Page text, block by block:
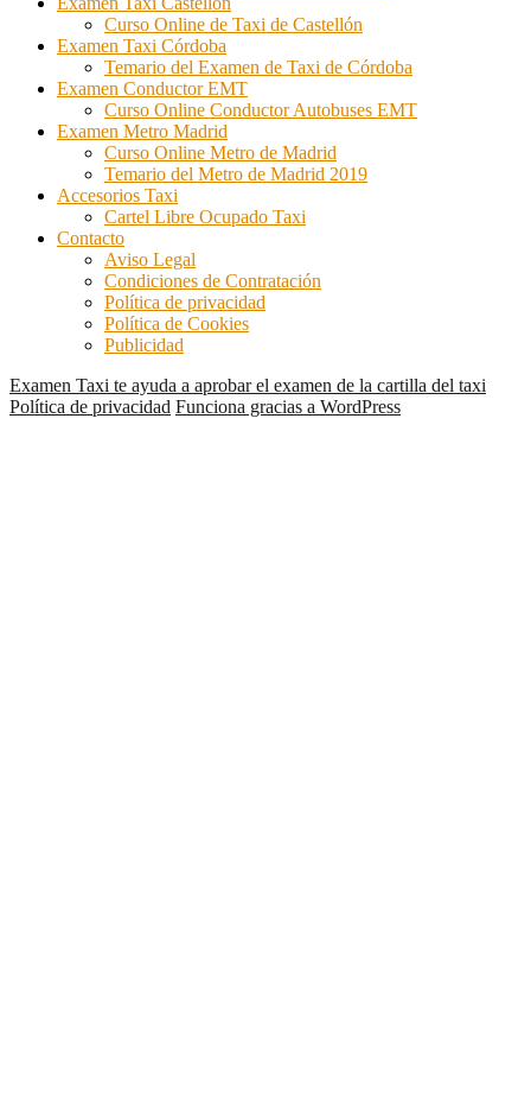
Curso Online de Taxi de Castellón
Examen Taxi Córdoba
Temario del Examen de Taxi de Córdoba
Examen Conductor EMT
Curso Online Conductor Autobuses EMT
Examen Metro Madrid
Curso Online Metro de Madrid
Temario del Metro de Madrid 2019
Accesorios Taxi
Cartel Libre Ocupado Taxi
Contacto
Aviso Legal
Condiciones de Contratación
Política de privacidad
Política de Cookies
Publicidad
Examen Taxi te ayuda a aprobar el examen de la cartilla del taxi
Política de privacidad Funciona gracias a WordPress